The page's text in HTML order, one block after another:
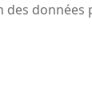
données